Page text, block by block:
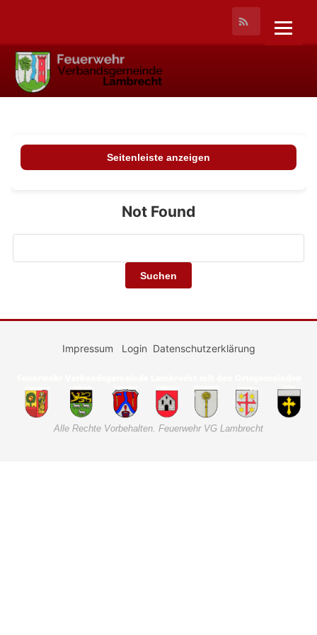
Not Found
Seitenleiste anzeigen
Impressum Login Datenschutzerklärung
Alle Rechte Vorbehalten. Feuerwehr VG Lambrecht